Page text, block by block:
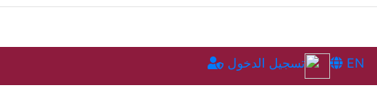
تسجيل الدخول EN